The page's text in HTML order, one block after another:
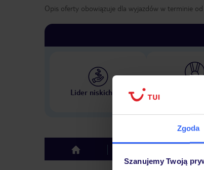
Zgoda
Szanujemy Twoją
Opis oferty obowiązuje dla wyjazdów w terminie od
Lider niskich cen
top